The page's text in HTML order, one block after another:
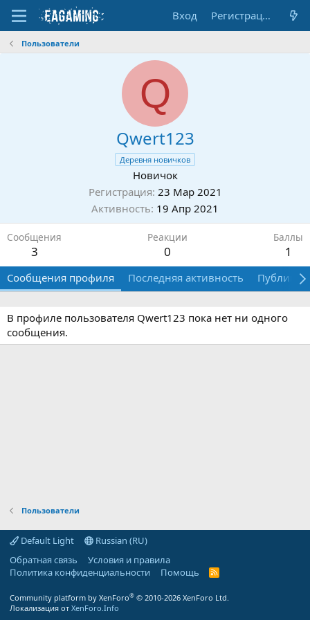
Вход Регистрация
Пользователи
Q
Qwert123
Деревня новичков
Новичок
Регистрация 23 Мар 2021
Активность 19 Апр 2021
Сообщения
3
Реакции
0
Баллы
1
Сообщения профиля Последняя активность
В профиле пользователя Qwert123 пока нет ни одного
сообщения.
Пользователи
Default Light
Russian (RU)
Обратная связь
Условия и правила
Политика конфиденциальности
Помощь
R
Community platform by XenForo® © 2010-2026 XenForo Ltd.
Локализация от XenForo.Info